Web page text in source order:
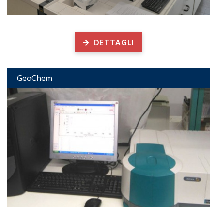
DETTAGLI
GeoChem